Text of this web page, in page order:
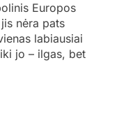
Europos
nėra pats
labiausiai
jo – ilgas, bet